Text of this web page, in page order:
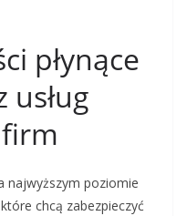
płynące
usług
najwyższym poziomie
chcą zabezpieczyć